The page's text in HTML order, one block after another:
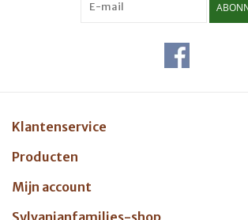
Klantenservice
Producten
Mijn account